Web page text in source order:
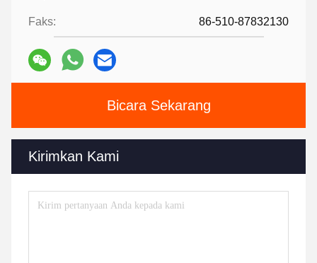
Faks: 86-510-87832130
Bicara Sekarang
Kirimkan Kami